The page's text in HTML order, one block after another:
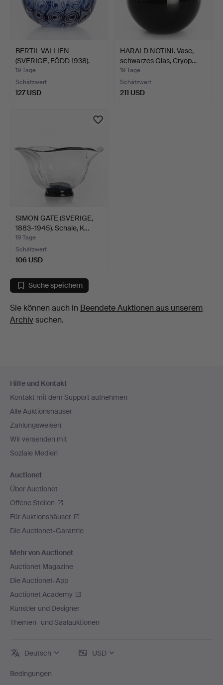
BERTIL VALLIEN
(SVERIGE, FÖDD 1938).
Schal…
19 Tage
Schätzwert
127 USD
HARALD NOTINI. Vase,
schwarzes Glas, Cryop…
19 Tage
Schätzwert
211 USD
SIMON GATE (SVERIGE,
1883–1945). Schale, K…
19 Tage
Schätzwert
106 USD
Suche speichern
Sie können auch in Beendete Auktionen aus unserem
Archivsuchen.
Navigation
Hilfe und Kontakt
Kontakt mit dem Support aufnehmen
Alle Auktionshäuser
Zahlungsweisen
Wir versenden mit
Soziale Medien
Auctionet
Über Auctionet
Offene Stellen
Für Auktionshäuser
Die Auctionet-Garantie
Mehr von Auctionet
Auctionet Magazine
Die Auctionet-App
Auctionet Academy
Künstler und Designer
Themen- und Saalauktionen
Deutsch USD
Bedingungen